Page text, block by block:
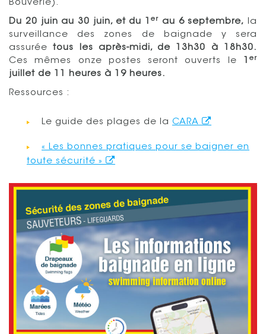
Bouverie).
Du 20 juin au 30 juin, et du 1 er au 6 septembre, la
surveillance des zones de baignade y sera
assuréetous les après-midi, de 13h30 à 18h30.
Ces mêmes onze postes seront ouverts le
1 er
juillet de 11 heures à 19 heures.
Ressources :
Le guide des plages de la CARA
« Les bonnes pratiques pour se baigner en
toute sécurité »